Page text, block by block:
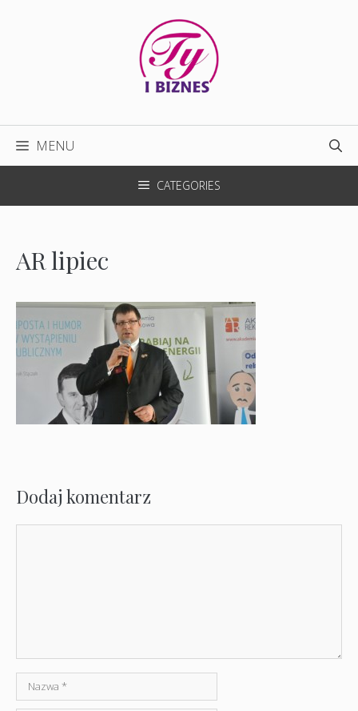
MENU
CATEGORIES
AR lipiec
Dodaj komentarz
Nazwa